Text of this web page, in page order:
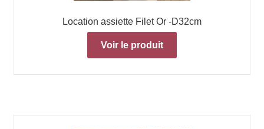
Location assiette Filet Or -D32cm
Voir le produit